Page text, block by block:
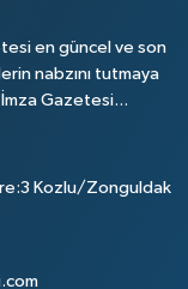
en güncel ve son
nabzını tutmaya
Gazetesi...
Kozlu/Zonguldak